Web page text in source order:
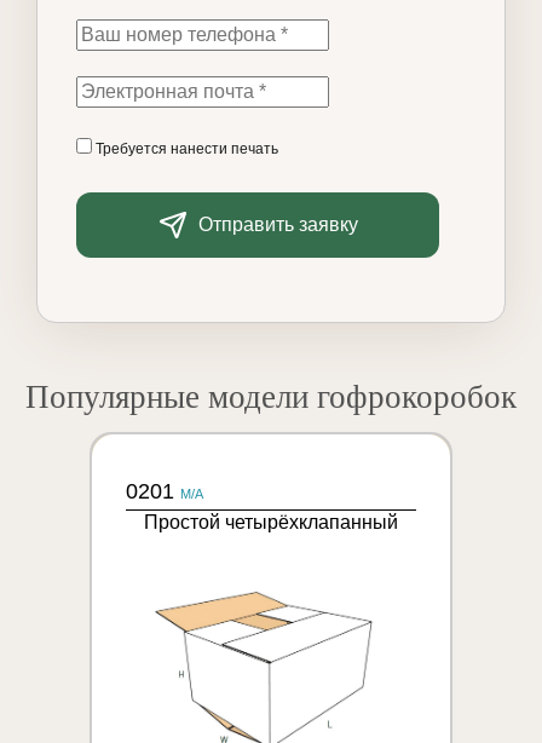
Требуется нанести печать
Отправить заявку
Популярные модели гофрокоробок
0201 M/A
Простой четырёхклапанный